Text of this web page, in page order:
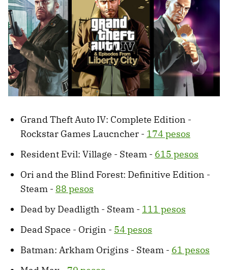
Grand Theft Auto IV: Complete Edition -
Rockstar Games Laucncher - 174 pesos
Resident Evil: Village - Steam - 615 pesos
Ori and the Blind Forest: Definitive Edition -
Steam - 88 pesos
Dead by Deadligth - Steam - 111 pesos
Dead Space - Origin - 54 pesos
Batman: Arkham Origins - Steam - 61 pesos